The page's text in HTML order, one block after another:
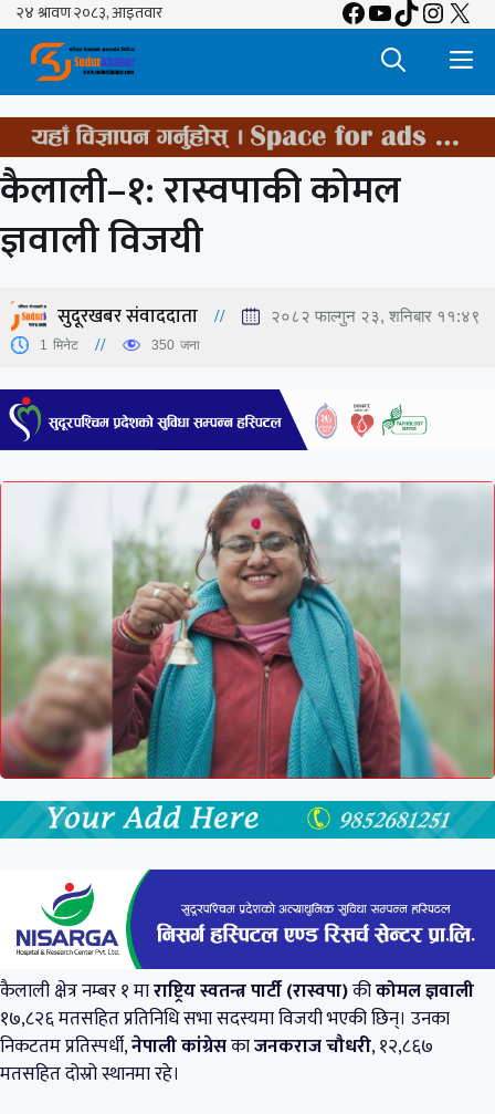
Skip
content
Facebook
YouTube
TikTok
X
कैलाली–१: रास्वपाकी कोमल
ज्ञवाली विजयी
सुदूरखबर संवाददाता २०८२ फाल्गुन २३, शनिबार ११:४९
1 मिनेट 350 जना
कैलाली क्षेत्र नम्बर १ माराष्ट्रिय स्वतन्त्र पार्टी (रास्वपा)कीकोमल ज्ञवाली
१७,८२६ मतसहित प्रतिनिधि सभा सदस्यमा विजयी भएकी छिन्। उनका
निकटतम प्रतिस्पर्धी,नेपाली कांग्रेसकाजनकराज चौधरी, १२,८६७
मतसहित दोस्रो स्थानमा रहे।